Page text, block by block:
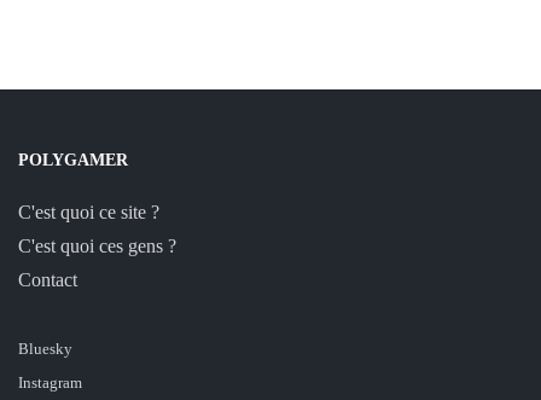
POLYGAMER
C'est quoi ce site ?
C'est quoi ces gens ?
Contact
Bluesky
Instagram